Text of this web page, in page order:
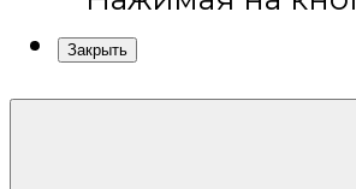
Закрыть